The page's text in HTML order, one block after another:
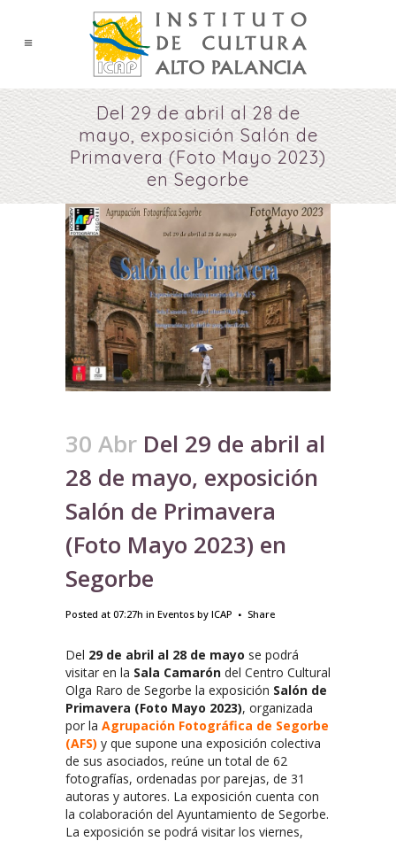
Del 29 de abril al 28 de
mayo, exposición Salón de
Primavera (Foto Mayo 2023)
en Segorbe
30 Abr Del 29 de abril al
28 de mayo, exposición
Salón de Primavera
(Foto Mayo 2023) en
Segorbe
Posted at 07:27h in Eventos by ICAP Share
Del 29 de abril al 28 de mayo se podrá
visitar en la Sala Camarón del Centro Cultural
Olga Raro de Segorbe la exposición Salón de
Primavera (Foto Mayo 2023), organizada
por la Agrupación Fotográfica de Segorbe
(AFS) y que supone una exposición colectiva
de sus asociados, reúne un total de 62
fotografías, ordenadas por parejas, de 31
autoras y autores. La exposición cuenta con
la colaboración del Ayuntamiento de Segorbe.
La exposición se podrá visitar los viernes,